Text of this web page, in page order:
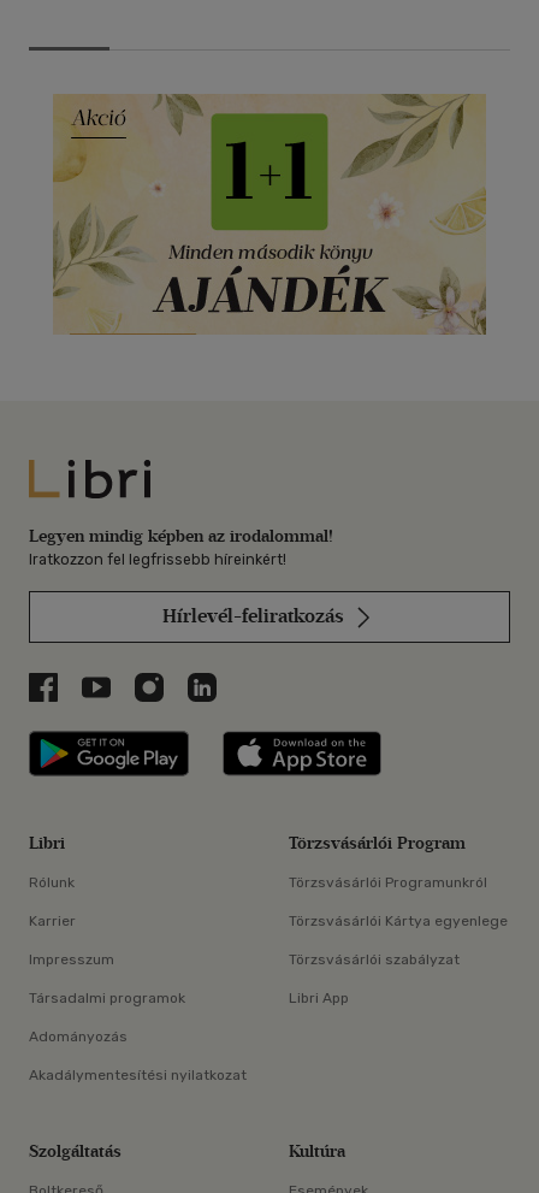
Libri
Legyen mindig képben az irodalommal!
Iratkozzon fel legfrissebb híreinkért!
Hírlevél-feliratkozás
Libri a Facebookon
Libri a Youtube-on
Libri az Instagramon
Libri a LinkedInen
Libri applikáció Szerezd meg: Google
Libri
Rólunk
Karrier
Impresszum
Társadalmi programok
Adományozás
Akadálymentesítési nyilatkozat
Törzsvásárlói Program
Törzsvásárlói Programunkról
Törzsvásárlói Kártya egyenlege
Törzsvásárlói szabályzat
Libri App
Szolgáltatás Kultúra